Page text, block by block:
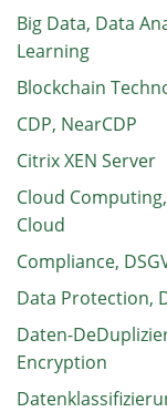
Big Data, Data
Learning
Blockchain
CDP, NearCDP
Citrix XEN Server
Cloud
Cloud
Compliance,
Data Protection,
Daten-
Encryption